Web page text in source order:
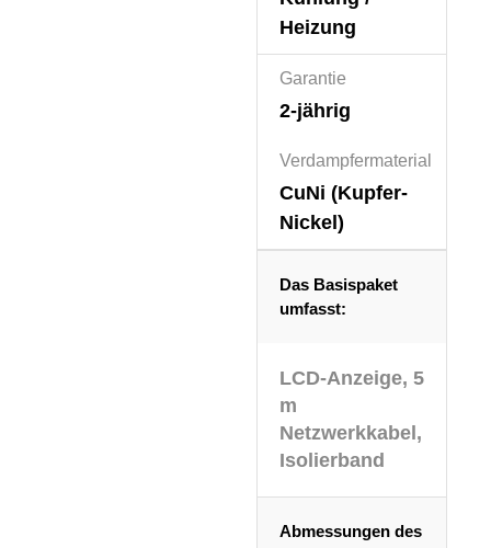
Heizung
Garantie
2-jährig
Verdampfermaterial
CuNi (Kupfer-
Nickel)
Das Basispaket
umfasst:
LCD-Anzeige, 5
m
Netzwerkkabel,
Isolierband
Abmessungen des